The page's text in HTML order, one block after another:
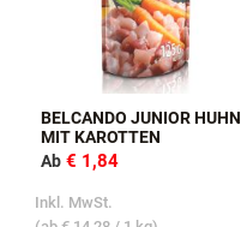
BELCANDO JUNIOR HUHN
MIT KAROTTEN
Ab € 1,84
Inkl. MwSt.